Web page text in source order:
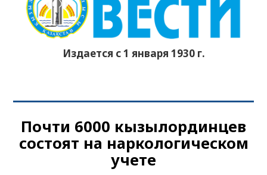
Издается с 1 января 1930 г.
Почти 6000 кызылординцев
состоят на наркологическом
учете